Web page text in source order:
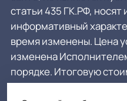
статьи 435 ГК.РФ,
информативный
время изменены. Цена
изменена
порядке. Итоговую
уточнять у